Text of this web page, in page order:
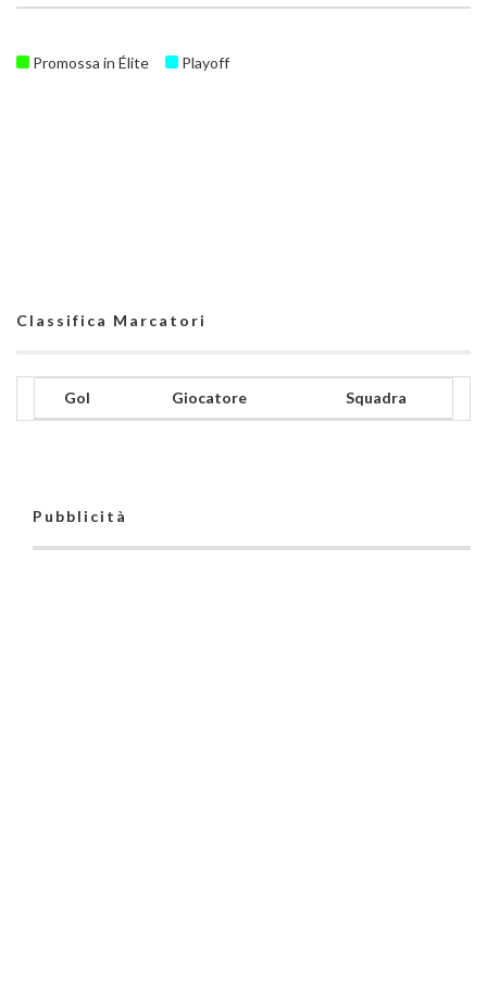
Promossa in Élite Playoff
Classifica Marcatori
Gol Giocatore Squadra
Pubblicità